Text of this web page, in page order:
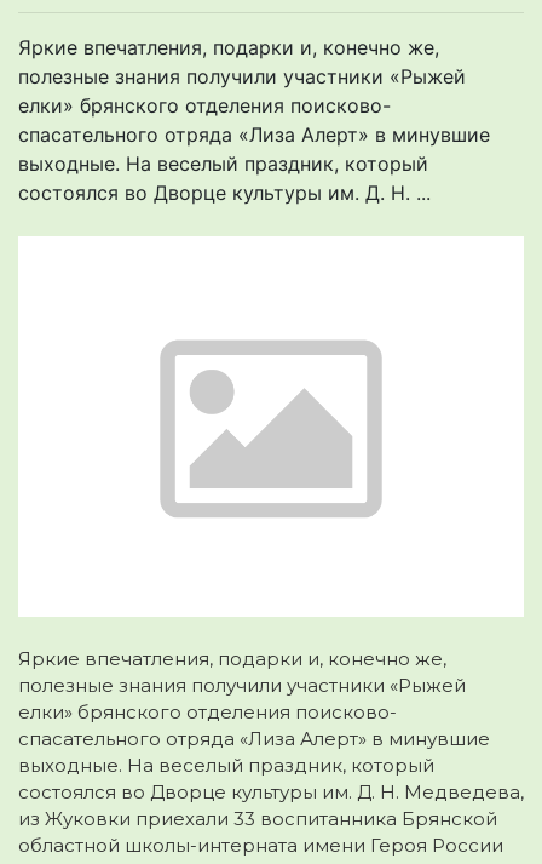
Яркие впечатления, подарки и, конечно же,
полезные знания получили участники «Рыжей
елки» брянского отделения поисково-
спасательного отряда «Лиза Алерт» в минувшие
выходные. На веселый праздник, который
состоялся во Дворце культуры им. Д. Н. ...
Яркие впечатления, подарки и, конечно же,
полезные знания получили участники «Рыжей
елки» брянского отделения поисково-
спасательного отряда «Лиза Алерт» в минувшие
выходные. На веселый праздник, который
состоялся во Дворце культуры им. Д. Н. Медведева,
из Жуковки приехали 33 воспитанника Брянской
областной школы-интерната имени Героя России